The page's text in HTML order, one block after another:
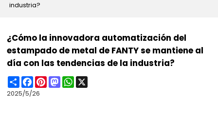
industria?
¿Cómo la innovadora automatización del
estampado de metal de FANTY se mantiene al
día con las tendencias de la industria?
ShareFacebook
PinterestMastodonWhatsApp
2025/5/26